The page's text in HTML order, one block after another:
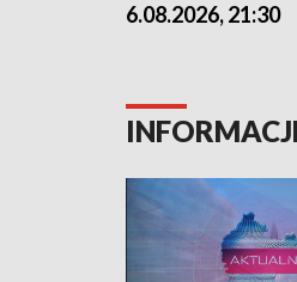
6.08.2026, 21:30